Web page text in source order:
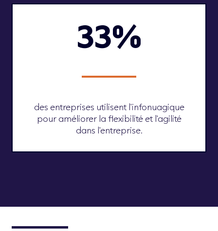
33%
des entreprises utilisent l'infonuagique
pour améliorer la flexibilité et l'agilité
dans l'entreprise.